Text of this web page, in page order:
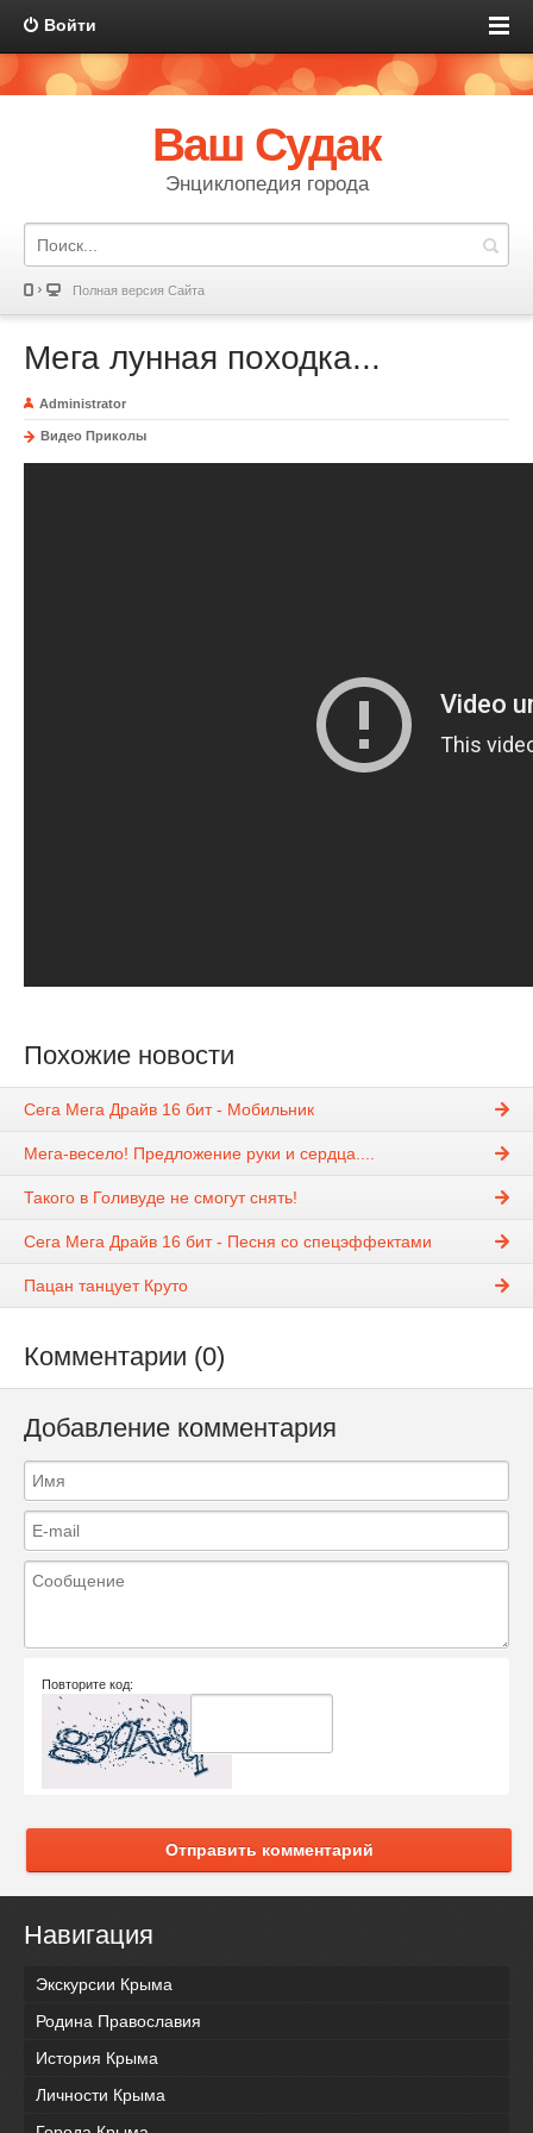
Войти
Ваш Судак
Энциклопедия города
Полная версия Сайта
Мега лунная походка...
Administrator
Видео Приколы
Похожие новости
Сега Мега Драйв 16 бит - Мобильник
Мега-весело! Предложение руки и сердца....
Такого в Голивуде не смогут снять!
Сега Мега Драйв 16 бит - Песня со спецэффектами
Пацан танцует Круто
Комментарии (0)
Добавление комментария
Повторите код:
Отправить комментарий
Навигация
Экскурсии Крыма
Родина Православия
История Крыма
Личности Крыма